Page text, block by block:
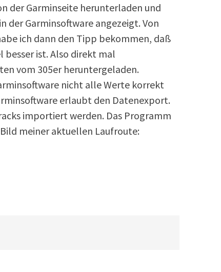
der Garminseite herunterladen und
der Garminsoftware angezeigt. Von
ich dann den Tipp bekommen, daß
besser ist. Also direkt mal
vom 305er heruntergeladen.
nicht alle Werte korrekt
erlaubt den Datenexport.
importiert werden. Das Programm
meiner aktuellen Laufroute: